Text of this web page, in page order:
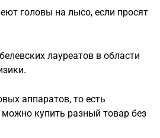
головы на лысо, если просят
лауреатов в области
аппаратов, то есть
купить разный товар без